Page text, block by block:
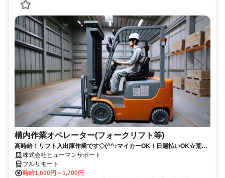
構内作業オペレーター(フォークリフト等)
高時給！リフト入出庫作業です◇(^^♪マイカーOK！日週払いOK☆荒本
駅★【シゴト№0619】
株式会社ヒューマンサポート
フルリモート
時給1,600円～1,700円